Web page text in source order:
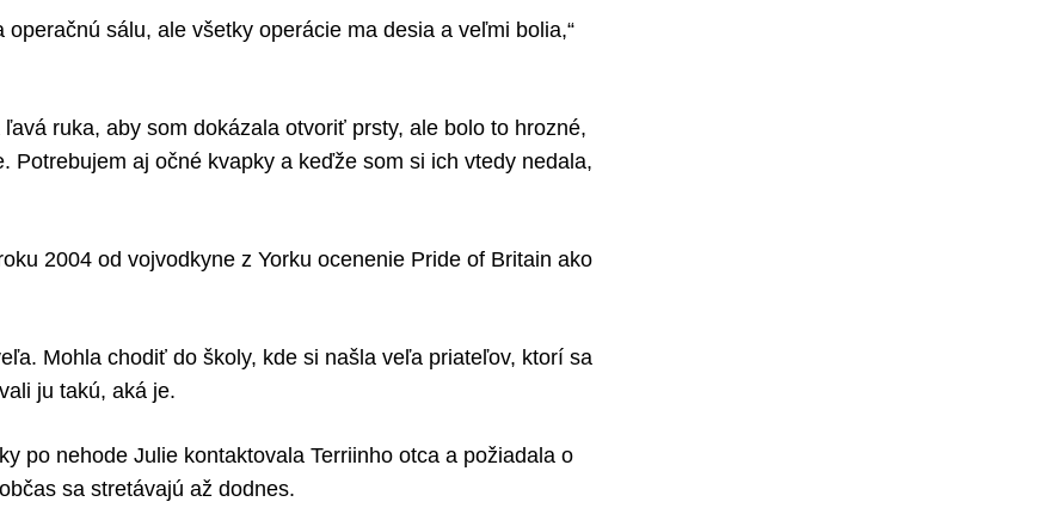
sálu, ale všetky operácie ma desia a veľmi bolia,“
ruka, aby som dokázala otvoriť prsty, ale bolo to hrozné,
Potrebujem aj očné kvapky a keďže som si ich vtedy nedala,
2004 od vojvodkyne z Yorku ocenenie Pride of Britain ako
Mohla chodiť do školy, kde si našla veľa priateľov, ktorí sa
ju takú, aká je.
po nehode Julie kontaktovala Terriinho otca a požiadala o
sa stretávajú až dodnes.